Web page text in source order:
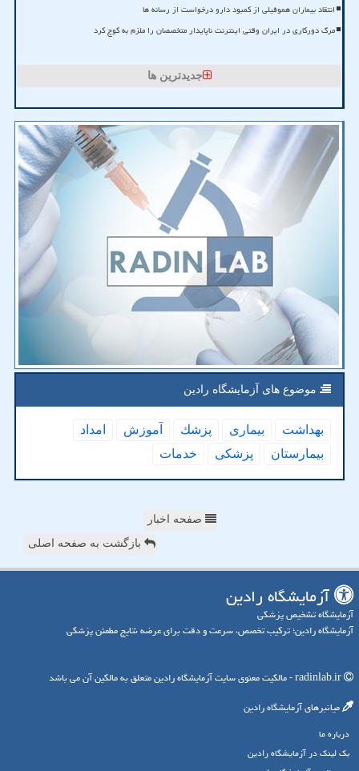
انتقاد بیماران هموفیلی از کمبود دارو درخواست از رسانه ها
مرگ دورکاری در ایران وقتی اینترنت ناپایدار متخصصان را ملزم به کوچ کرد
جدیدترین ها
موضوع های آزمایشگاه رادین
بهداشت بیماری پزشك آموزش
امداد
بیمارستان
پزشكی خدمات
صفحه اخبار
بازگشت به صفحه اصلی
آزمایشگاه رادین
آزمایشگاه تشخیص پزشکی
آزمایشگاه رادین؛ ترکیب تخصص، سرعت و دقت برای عرضه نتایج مطمئن پزشکی
میانبرهای آزمایشگاه رادین
درباره ما
بک لینک در آزمایشگاه رادین